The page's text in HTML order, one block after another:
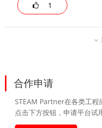
1
合作申请
STEAM Partner在各类工程
点击下方按钮，申请平台试